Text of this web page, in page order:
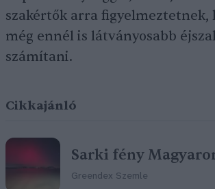
szakértők arra figyelmeztetnek,
még ennél is látványosabb
számítani.
Cikkajánló
Sarki fény
Greendex Szemle